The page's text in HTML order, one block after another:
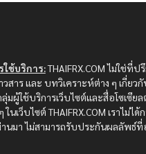
ใช้บริการ:THAIFRX.COM ไม่ใช่ที่
สาร และ บทวิเคราะห์ต่าง ๆ เกี่ย
มผู้ใช้บริการเว็บไซต์และสื่อโซเซีย
ในเว็บไซต์ THAIFRX.COM เราไ
นมา ไม่สามารถรับประกันผลลัพธ์